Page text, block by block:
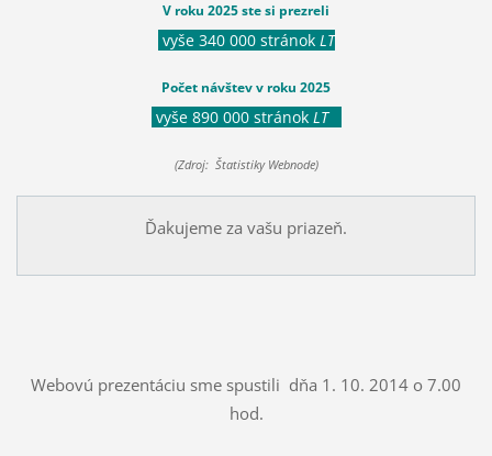
V roku 2025 ste si prezreli
vyše 340 000 stránok LT
Počet návštev v roku 2025
vyše 890 000 stránok LT
(Zdroj: Štatistiky Webnode)
Ďakujeme za vašu priazeň.
Webovú prezentáciu sme spustili dňa 1. 10. 2014 o 7.00
hod.